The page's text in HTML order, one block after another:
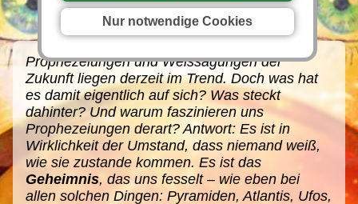
Prophezeiungen und Weissagungen der
Zukunft liegen derzeit im Trend. Doch was hat
es damit eigentlich auf sich? Was steckt
dahinter? Und warum faszinieren uns
Prophezeiungen derart? Antwort: Es ist in
Wirklichkeit der Umstand, dass niemand weiß,
wie sie zustande kommen. Es ist das
Geheimnis, das uns fesselt – wie eben bei
allen solchen Dingen: Pyramiden, Atlantis, Ufos,
Nur notwendige Cookies